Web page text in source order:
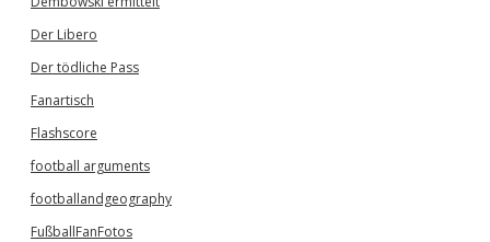
Der Libero
Der tödliche Pass
Fanartisch
Flashscore
football arguments
footballandgeography
FußballFanFotos